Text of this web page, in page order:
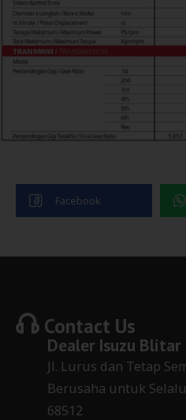
Contact Us
Dealer Isuzu Blitar
Jl. Lurus dan Tetap
Berusaha untuk Selalu
68512